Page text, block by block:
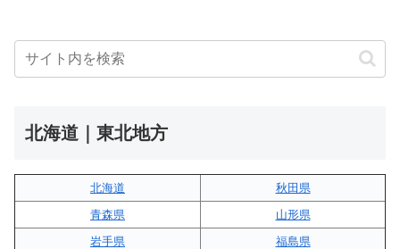
北海道｜東北地方
北海道
秋田県
青森県
山形県
岩手県
福島県